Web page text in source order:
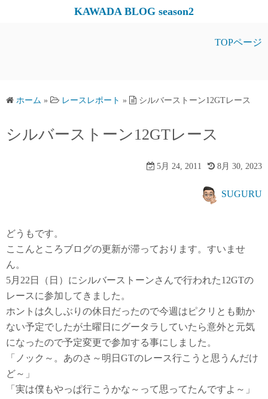
ス
ッ
KAWADA BLOG season2
TOPページ
ホーム » レースレポート » シルバーストーン12GTレース
シルバーストーン12GTレース
5月 24, 2011 8月 30, 2023
SUGURU
どうもです。
ここんところブログの更新が滞っております。すいませ
ん。
5月22日（日）にシルバーストーンさんで行われた12GTの
レースに参加してきました。
ホントは久しぶりの休日だったので今週はピクリとも動か
ない予定でしたが土曜日にグータラしていたら意外と元気
になったので予定変更で参加する事にしました。
「ノック～。あのさ～明日GTのレース行こうと思うんだけ
ど～」
「実は僕もやっぱ行こうかな～って思ってたんですよ～」